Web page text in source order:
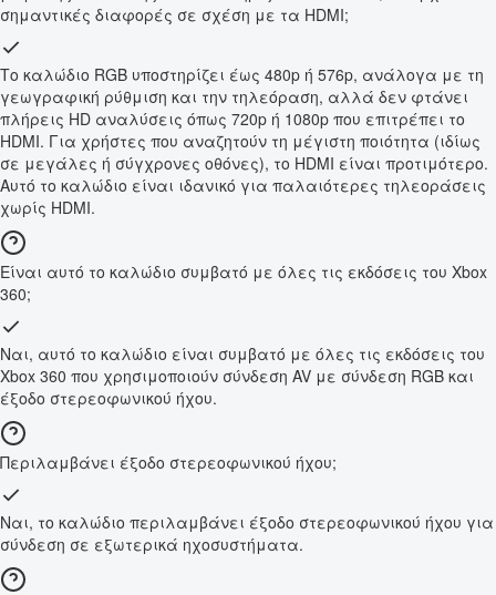
σημαντικές διαφορές σε σχέση με τα HDMI;
Το καλώδιο RGB υποστηρίζει έως 480p ή 576p, ανάλογα με τη
γεωγραφική ρύθμιση και την τηλεόραση, αλλά δεν φτάνει
πλήρεις HD αναλύσεις όπως 720p ή 1080p που επιτρέπει το
HDMI. Για χρήστες που αναζητούν τη μέγιστη ποιότητα (ιδίως
σε μεγάλες ή σύγχρονες οθόνες), το HDMI είναι προτιμότερο.
Αυτό το καλώδιο είναι ιδανικό για παλαιότερες τηλεοράσεις
χωρίς HDMI.
Είναι αυτό το καλώδιο συμβατό με όλες τις εκδόσεις του Xbox
360;
Ναι, αυτό το καλώδιο είναι συμβατό με όλες τις εκδόσεις του
Xbox 360 που χρησιμοποιούν σύνδεση AV με σύνδεση RGB και
έξοδο στερεοφωνικού ήχου.
Περιλαμβάνει έξοδο στερεοφωνικού ήχου;
Ναι, το καλώδιο περιλαμβάνει έξοδο στερεοφωνικού ήχου για
σύνδεση σε εξωτερικά ηχοσυστήματα.